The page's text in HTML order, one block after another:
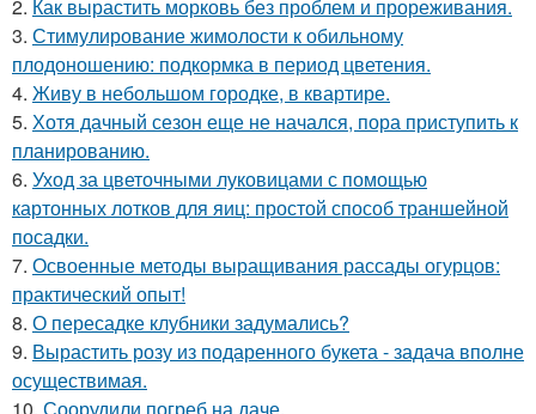
2. Как вырастить морковь без проблем и прореживания.
3. Стимулирование жимолости к обильному
плодоношению: подкормка в период цветения.
4. Живу в небольшом городке, в квартире.
5. Хотя дачный сезон еще не начался, пора приступить к
планированию.
6. Уход за цветочными луковицами с помощью
картонных лотков для яиц: простой способ траншейной
посадки.
7. Освоенные методы выращивания рассады огурцов:
практический опыт!
8. О пересадке клубники задумались?
9. Вырастить розу из подаренного букета - задача вполне
осуществимая.